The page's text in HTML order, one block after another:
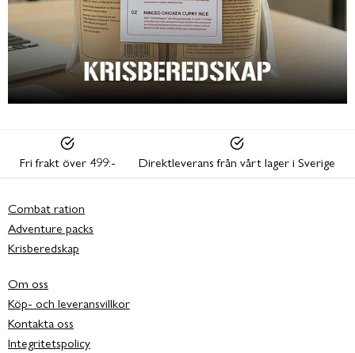
Fri frakt över 499:- Direktleverans från vårt lager i Sverige
Combat ration
Adventure packs
Krisberedskap
Om oss
Köp- och leveransvillkor
Kontakta oss
Integritetspolicy